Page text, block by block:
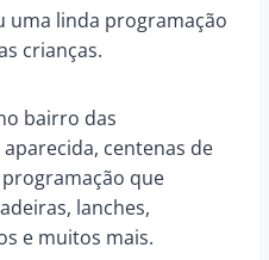
uma linda programação
crianças.
bairro das
centenas de
que
lanches,
e muitos mais.